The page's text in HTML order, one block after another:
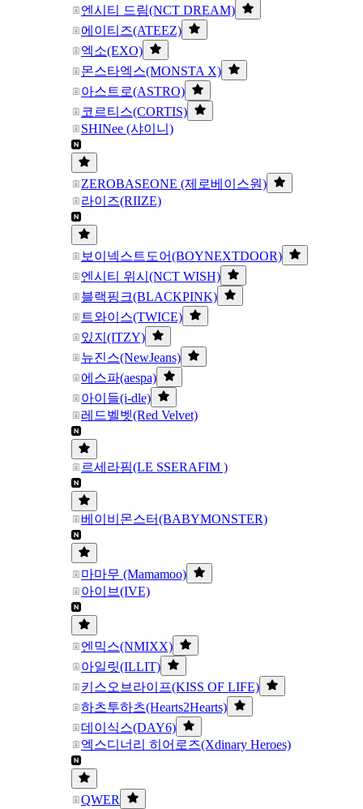
엔시티 드림(NCT DREAM)
에이티즈(ATEEZ)
엑소(EXO)
몬스타엑스(MONSTA X)
아스트로(ASTRO)
코르티스(CORTIS)
SHINee (샤이니)
ZEROBASEONE (제로베이스원)
라이즈(RIIZE)
보이넥스트도어(BOYNEXTDOOR)
엔시티 위시(NCT WISH)
블랙핑크(BLACKPINK)
트와이스(TWICE)
있지(ITZY)
뉴진스(NewJeans)
에스파(aespa)
아이들(i-dle)
레드벨벳(Red Velvet)
르세라핌(LE SSERAFIM )
베이비몬스터(BABYMONSTER)
마마무 (Mamamoo)
아이브(IVE)
엔믹스(NMIXX)
아일릿(ILLIT)
키스오브라이프(KISS OF LIFE)
하츠투하츠(Hearts2Hearts)
데이식스(DAY6)
엑스디너리 히어로즈(Xdinary Heroes)
QWER